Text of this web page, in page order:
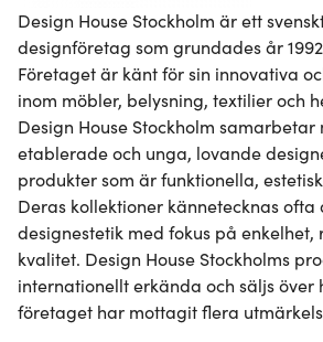
Design House Stockholm är ett
designföretag som grundades år
Företaget är känt för sin innovativa
inom möbler, belysning, textilier och
Design House Stockholm
etablerade och unga, lovande
produkter som är funktionella,
Deras kollektioner kännetecknas ofta
designestetik med fokus på enkelhet,
kvalitet. Design House Stockholms
internationellt erkända och säljs över
företaget har mottagit flera